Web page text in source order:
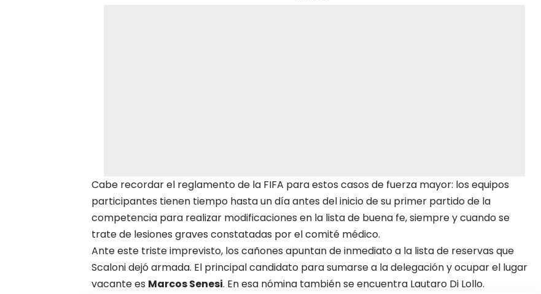
Cabe recordar el reglamento de la FIFA para estos casos de fuerza mayor: los equipos
participantes tienen tiempo hasta un día antes del inicio de su primer partido de la
competencia para realizar modificaciones en la lista de buena fe, siempre y cuando se
trate de lesiones graves constatadas por el comité médico.
Ante este triste imprevisto, los cañones apuntan de inmediato a la lista de reservas que
Scaloni dejó armada. El principal candidato para sumarse a la delegación y ocupar el lugar
vacante es Marcos Senesi. En esa nómina también se encuentra Lautaro Di Lollo.